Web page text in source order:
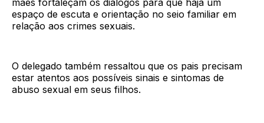
mães fortaleçam os diálogos para que haja um
espaço de escuta e orientação no seio familiar em
relação aos crimes sexuais.
O delegado também ressaltou que os pais precisam
estar atentos aos possíveis sinais e sintomas de
abuso sexual em seus filhos.